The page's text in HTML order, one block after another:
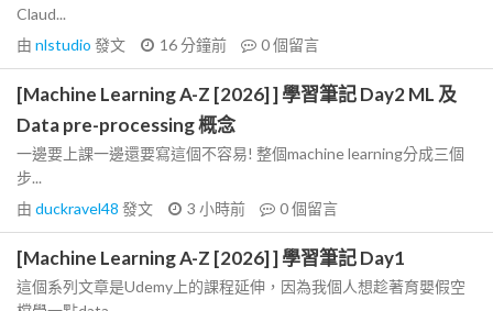
Claud...
由 nlstudio 發文 16 分鐘前 0個留言
[Machine Learning A-Z [2026] ] 學習筆記 Day2 ML 及
Data pre-processing 概念
一邊要上課一邊還要寫這個不容易! 整個machine learning分成三個
步...
由 duckravel48 發文 3 小時前 0個留言
[Machine Learning A-Z [2026] ] 學習筆記 Day1
這個系列文章是Udemy上的課程延伸，因為我個人想趁著育嬰假空